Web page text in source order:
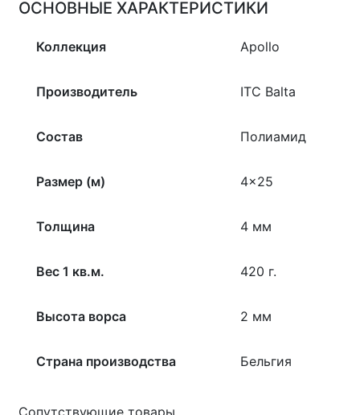
ОСНОВНЫЕ ХАРАКТЕРИСТИКИ
Коллекция Apollo
Производитель ITC Balta
Состав Полиамид
Размер (м) 4×25
Толщина 4 мм
Вес 1 кв.м. 420 г.
Высота ворса 2 мм
Страна производства Бельгия
Сопутствующие товары